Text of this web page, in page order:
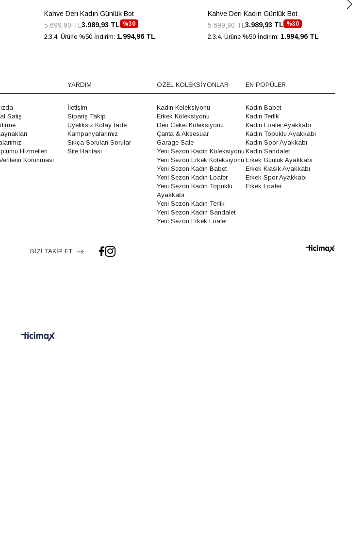
Kahve Deri Kadın Günlük Bot
%30
3.989,93 TL
5.699,90 TL
2.3.4. Ürüne %50 İndirim: 1.994,96 TL
Kahve Deri Kadın Günlük Bot
%30
3.989,93 TL
5.699,90 TL
2.3.4. Ürüne %50 İndirim: 1.994,96 TL
Satış
Hizmetleri
Korunması
YARDIM
İletişim
Sipariş Takip
Üyeliksiz Kolay İade
Kampanyalarımız
Sıkça Sorulan Sorular
Site Haritası
ÖZEL KOLEKSİYONLAR
Kadın Koleksiyonu
Erkek Koleksiyonu
Deri Ceket Koleksiyonu
Çanta & Aksesuar
Garage Sale
Yeni Sezon Kadın Koleksiyonu
Yeni Sezon Erkek Koleksiyonu
Yeni Sezon Kadın Babet
Yeni Sezon Kadın Loafer
Yeni Sezon Kadın Topuklu
Ayakkabı
Yeni Sezon Kadın Terlik
Yeni Sezon Kadın Sandalet
Yeni Sezon Erkek Loafer
EN POPÜLER
Kadın Babet
Kadın Terlik
Kadın Loafer Ayakkabı
Kadın Topuklu Ayakkabı
Kadın Spor Ayakkabı
Kadın Sandalet
Erkek Günlük Ayakkabı
Erkek Klasik Ayakkabı
Erkek Spor Ayakkabı
Erkek Loafer
BİZİ TAKİP ET